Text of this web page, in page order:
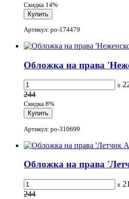
Скидка 14%
Артикул: po-174479
Обложка на права
x
244
Скидка 8%
Артикул: po-310699
Обложка на права
x
244